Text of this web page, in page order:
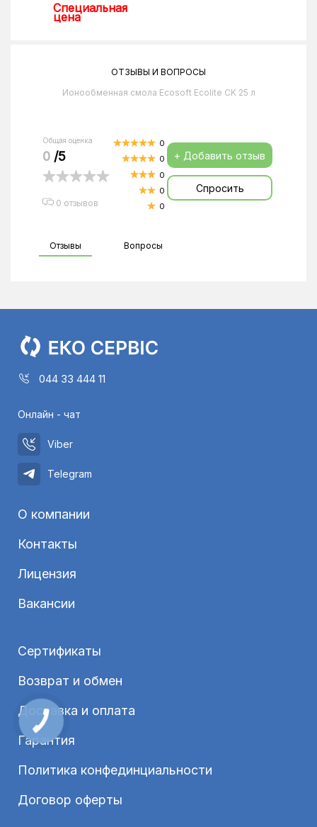
Специальная
цена
ОТЗЫВЫ И ВОПРОСЫ
Ионообменная смола Ecosoft Ecolite CK 25 л
Общая оценка
0 /5
0 отзывов
0
0
0
0
0
+ Добавить отзыв
Спросить
Отзывы Вопросы
044 33 444 11
Онлайн - чат
Viber
Telegram
О компании
Контакты
Лицензия
Вакансии
Сертификаты
Возврат и обмен
Доставка и оплата
Гарантия
Политика конфединциальности
Договор оферты